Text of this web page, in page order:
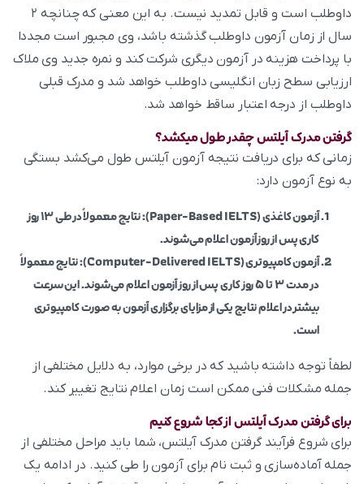
داوطلب است و قابل تمدید نیست. به این معنی که چنانچه ۲
سال از زمان آزمون داوطلب گذشته باشد، وی مجبور است مجددا
با پرداخت هزینه در آزمون دیگری شرکت کند و نمره جدید وی ملاک
ارزیابی سطح زبان انگلیسی داوطلب خواهد شد و مدرک قبلی
داوطلب از درجه اعتبار ساقط خواهد شد.
گرفتن مدرک آیلتس چقدر طول میکشد؟
زمانی که برای دریافت نتیجه آزمون آیلتس طول می‌کشد بستگی
به نوع آزمون دارد:
آزمون کاغذی (Paper-Based IELTS)
: نتایج معمولاً در طی ۱۳ روز
کاری پس از روز آزمون اعلام می‌شوند.
آزمون کامپیوتری (Computer-Delivered IELTS)
: نتایج معمولاً
در مدت ۳ تا ۵ روز کاری پس از روز آزمون اعلام می‌شوند. این سرعت
بیشتر در اعلام نتایج یکی از مزایای برگزاری آزمون به صورت کامپیوتری
است.
لطفاً توجه داشته باشید که در برخی موارد، به دلایل مختلفی از
جمله مشکلات فنی ممکن است زمان اعلام نتایج تغییر کند.
برای گرفتن مدرک آیلتس از کجا شروع کنیم
برای شروع فرآیند گرفتن مدرک آیلتس، شما باید مراحل مختلفی از
جمله آماده‌سازی و ثبت نام برای آزمون را طی کنید. در ادامه یک